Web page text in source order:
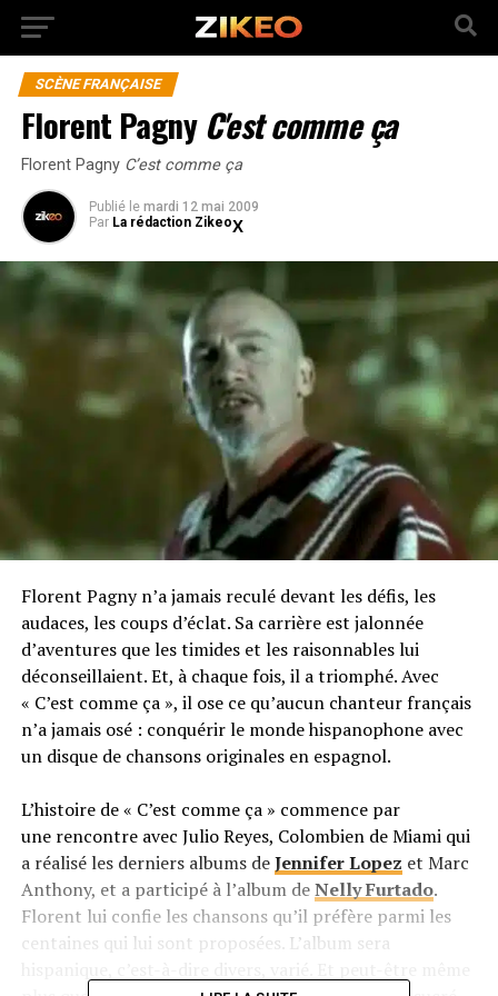
SCÈNE FRANÇAISE
Florent PagnyC'est comme ça
Florent Pagny C’est comme ça
Publié le mardi 12 mai 2009
Par La rédaction Zikeo
Florent Pagny n’a jamais reculé devant les défis, les
audaces, les coups d’éclat. Sa carrière est jalonnée
d’aventures que les timides et les raisonnables lui
déconseillaient. Et, à chaque fois, il a triomphé. Avec
« C’est comme ça », il ose ce qu’aucun chanteur français
n’a jamais osé : conquérir le monde hispanophone avec
un disque de chansons originales en espagnol.
L’histoire de « C’est comme ça » commence par
une rencontre avec Julio Reyes, Colombien de Miami qui
a réalisé les derniers albums deJennifer Lopez et Marc
Anthony, et a participé à l’album deNelly Furtado.
Florent lui confie les chansons qu’il préfère parmi les
centaines qui lui sont proposées. L’album sera